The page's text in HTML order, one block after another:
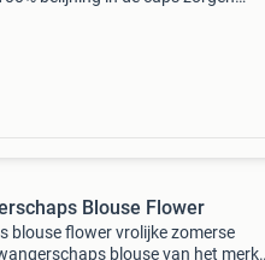
Blouse Flower
blouse flower vrolijke zomerse
blouse van het merk